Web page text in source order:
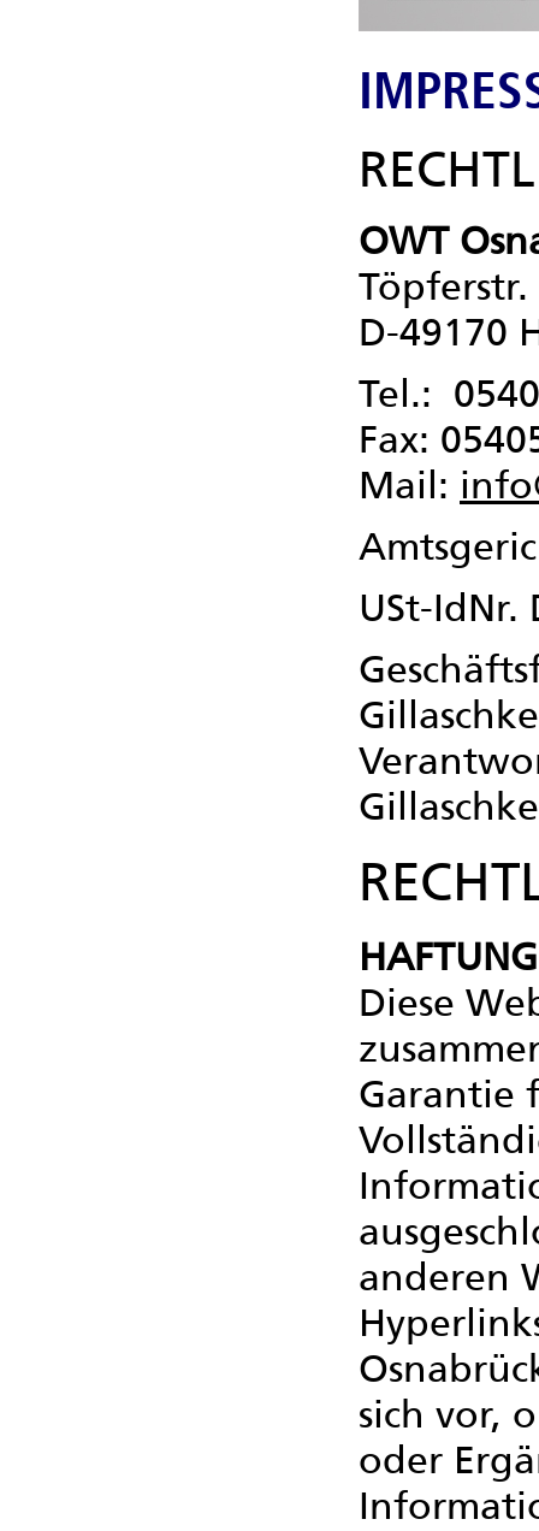
OWT
Töpferstr.
D-49170
Tel.:
Fax:
Mail:
USt-IdNr.
Gillaschke
Gillaschke
HAFTUNG
Diese
Garantie
anderen
sich vor,
oder